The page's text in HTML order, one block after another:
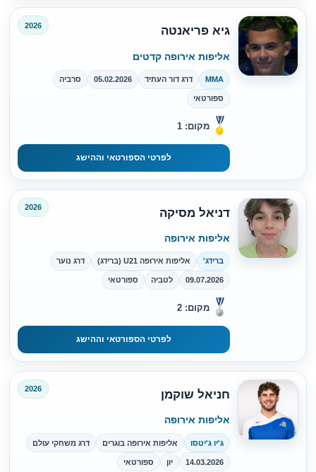
גיא פריאנטה 2026
אליפות אירופה קדטים
MMA דרג דור העתיד 05.02.2026 סרביה
ספורטאי
מקום: 1
לפרטי הספורטאי וההישג
דניאל מסיקה 2026
אליפות אירופה
ברידג' אליפות אירופה U21 (ברידג) דרג נוער
09.07.2026 לטביה ספורטאי
מקום: 2
לפרטי הספורטאי וההישג
חניאל שוקמן 2026
אליפות אירופה
ג'יו ג'יטסו אליפות אירופה בוגרים דרג משחקי עולם
14.03.2026 יון ספורטאי